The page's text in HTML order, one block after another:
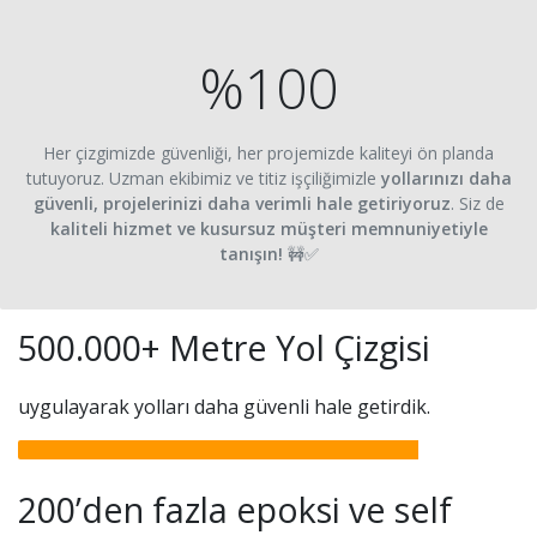
%100
Her çizgimizde güvenliği, her projemizde kaliteyi ön planda
tutuyoruz. Uzman ekibimiz ve titiz işçiliğimizle yollarınızı daha
güvenli, projelerinizi daha verimli hale getiriyoruz. Siz de
kaliteli hizmet ve kusursuz müşteri memnuniyetiyle
tanışın! 🚧✅
500.000+ Metre Yol Çizgisi
uygulayarak yolları daha güvenli hale getirdik.
200’den fazla epoksi ve self